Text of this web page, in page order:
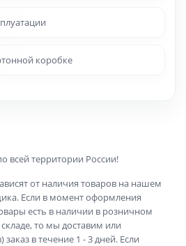
коробке
всей территории России!
от наличия товаров на нашем
Если в момент оформления
есть в наличии в розничном
то мы доставим или
в течение 1 - 3 дней. Если